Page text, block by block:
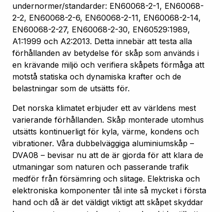
undernormer/standarder: EN60068-2-1, EN60068-
2-2, EN60068-2-6, EN60068-2-11, EN60068-2-14,
EN60068-2-27, EN60068-2-30, EN60529:1989,
A1:1999 och A2:2013. Detta innebär att testa alla
förhållanden av betydelse för skåp som används i
en krävande miljö och verifiera skåpets förmåga att
motstå statiska och dynamiska krafter och de
belastningar som de utsätts för.
Det norska klimatet erbjuder ett av världens mest
varierande förhållanden. Skåp monterade utomhus
utsätts kontinuerligt för kyla, värme, kondens och
vibrationer. Våra dubbelväggiga aluminiumskåp –
DVA08 – bevisar nu att de är gjorda för att klara de
utmaningar som naturen och passerande trafik
medför från försämring och slitage. Elektriska och
elektroniska komponenter tål inte så mycket i första
hand och då är det väldigt viktigt att skåpet skyddar